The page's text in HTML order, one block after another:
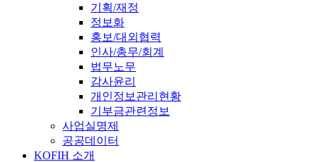
기획/재정
정보화
홍보/대외협력
인사/총무/회계
법무노무
감사윤리
개인정보관리현황
기부금관련정보
사업실명제
공공데이터
KOFIH 소개